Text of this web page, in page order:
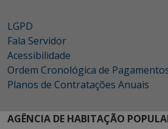
LGPD
Fala Servidor
Acessibilidade
Ordem Cronológica de
Planos de Contratações Anuais
AGÊNCIA DE HABITAÇÃO